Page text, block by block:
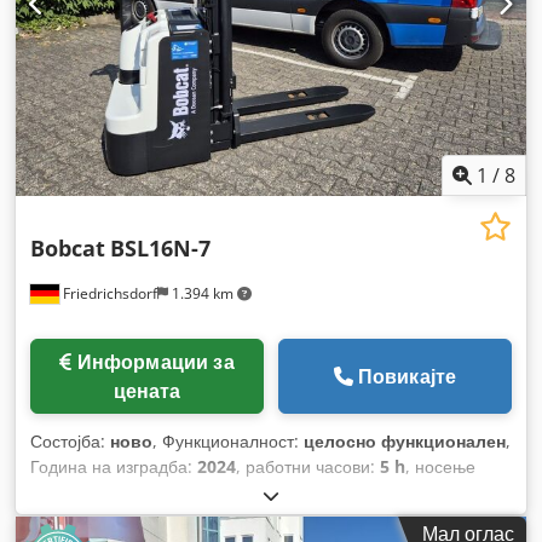
1 /8
Friedrichsdorf 1.394 km
Bobcat BSL16N-7
цената
Повикајте
Состојба: ново, Функционалност: целосно функционален,
Година на изградба: 2024, работни часови: 5 h, носење
, висина на подигнување:
слободно подигање:1.420 мм, тип на гориво:електричен,
Мал оглас